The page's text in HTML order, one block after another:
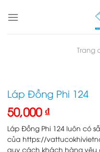
Trang
Láp Đồng Phi 124
50,000 ₫
Láp Đồng Phi 124 luôn có
của https://
quy cách khách hàng yêu